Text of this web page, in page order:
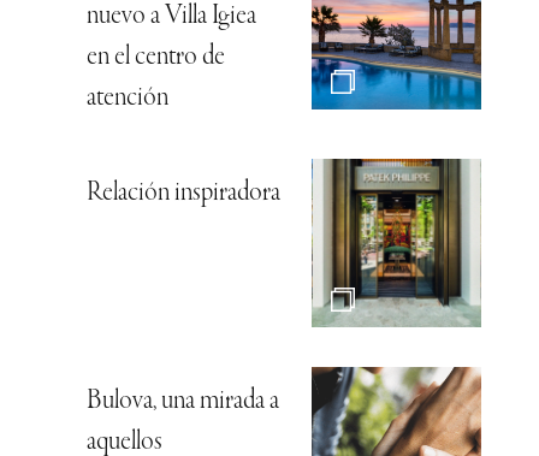
nuevo a Villa Igiea
en el centro de
atención
Relación inspiradora
Bulova, una mirada a
aquellos